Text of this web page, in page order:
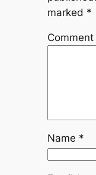
marked *
Comment
Name *